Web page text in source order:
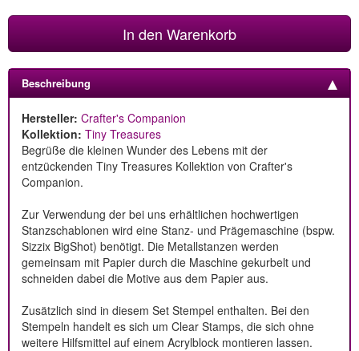
In den Warenkorb
Beschreibung
Hersteller: Crafter's Companion
Kollektion: Tiny Treasures
Begrüße die kleinen Wunder des Lebens mit der
entzückenden Tiny Treasures Kollektion von Crafter's
Companion.
Zur Verwendung der bei uns erhältlichen hochwertigen
Stanzschablonen wird eine Stanz- und Prägemaschine (bspw.
Sizzix BigShot) benötigt. Die Metallstanzen werden
gemeinsam mit Papier durch die Maschine gekurbelt und
schneiden dabei die Motive aus dem Papier aus.
Zusätzlich sind in diesem Set Stempel enthalten. Bei den
Stempeln handelt es sich um Clear Stamps, die sich ohne
weitere Hilfsmittel auf einem Acrylblock montieren lassen.